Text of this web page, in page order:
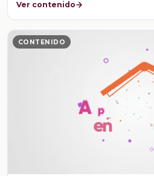
Ver contenido
CONTENIDO